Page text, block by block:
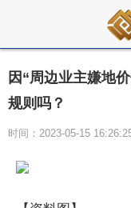
因“周边业主嫌地
规则吗？
时间：2023-05-15